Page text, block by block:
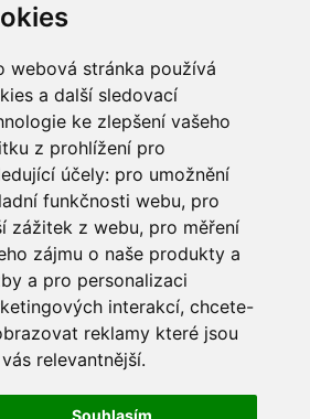
webová stránka používá
a další sledovací
ke zlepšení vašeho
z prohlížení pro
účely: pro umožnění
funkčnosti webu, pro
zážitek z webu, pro měření
zájmu o naše produkty a
a pro personalizaci
interakcí, chcete-
reklamy které jsou
relevantnější.
Souhlasím
informaci? Chcete
spolupracovat?
Martina Chalupu:
převzetí, šíření či dalšího užití a
obrazových materiálů bez písemného
je zakázáno. Čtenář svým přihlášením